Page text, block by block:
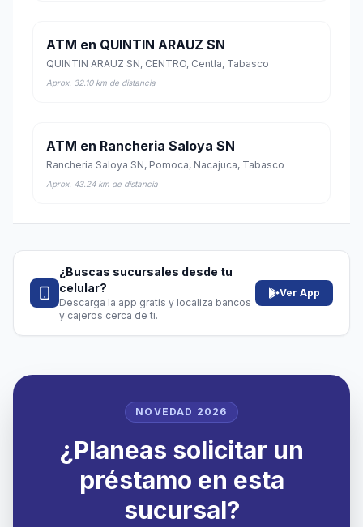
ATM en QUINTIN ARAUZ SN
QUINTIN ARAUZ SN, CENTRO, Centla, Tabasco
Aprox. 32.10 km de distancia
ATM en Rancheria Saloya SN
Rancheria Saloya SN, Pomoca, Nacajuca, Tabasco
Aprox. 43.24 km de distancia
¿Buscas sucursales desde tu
celular?
Descarga la app gratis y localiza bancos
y cajeros cerca de ti.
Ver App
NOVEDAD 2026
¿Planeas solicitar un
préstamo en esta
sucursal?